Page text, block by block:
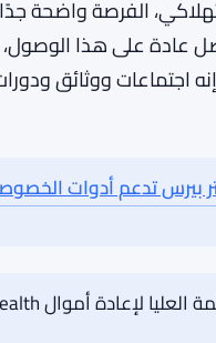
— نصائح مستقلة
عملية ضغط مخصصة.
الفرصة واضحة
عادة على هذا
ووثائق ودورات